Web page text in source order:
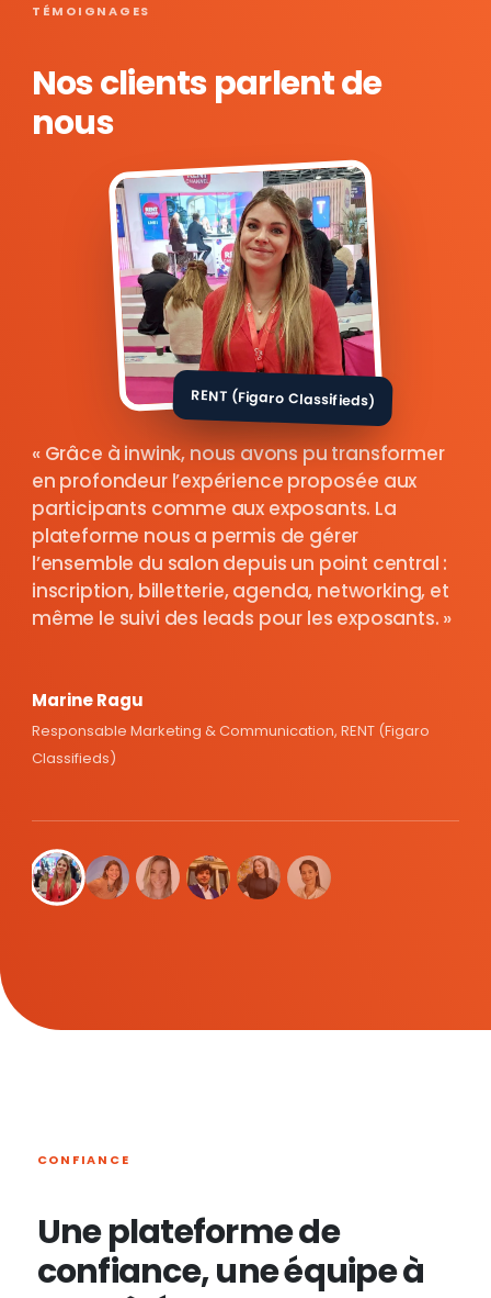
TÉMOIGNAGES
Nos clients parlent de
nous
RENT (Figaro Classifieds)
Grâce à inwink, nous avons pu transformer
en profondeur l’expérience proposée aux
participants comme aux exposants. La
plateforme nous a permis de gérer
l’ensemble du salon depuis un point central :
inscription, billetterie, agenda, networking, et
même le suivi des leads pour les exposants.
Marine Ragu
Responsable Marketing & Communication, RENT (Figaro
Classifieds)
CONFIANCE
Une plateforme de
confiance, une équipe à